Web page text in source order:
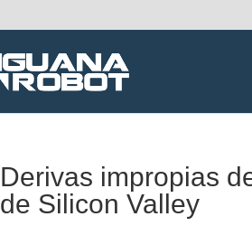
Derivas impropias
de Silicon Valley